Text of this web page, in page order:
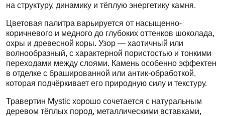
на структуру, динамику и тёплую энергетику камня.
Цветовая палитра варьируется от насыщенно-
коричневого и медного до глубоких оттенков шоколада,
охры и древесной коры. Узор — хаотичный или
волнообразный, с характерной пористостью и тонкими
переходами между слоями. Камень особенно эффектен
в отделке с брашированной или антик-обработкой,
которая подчёркивает его природную силу и текстуру.
Травертин Mystic хорошо сочетается с натуральным
деревом тёплых пород, металлическими вставками,